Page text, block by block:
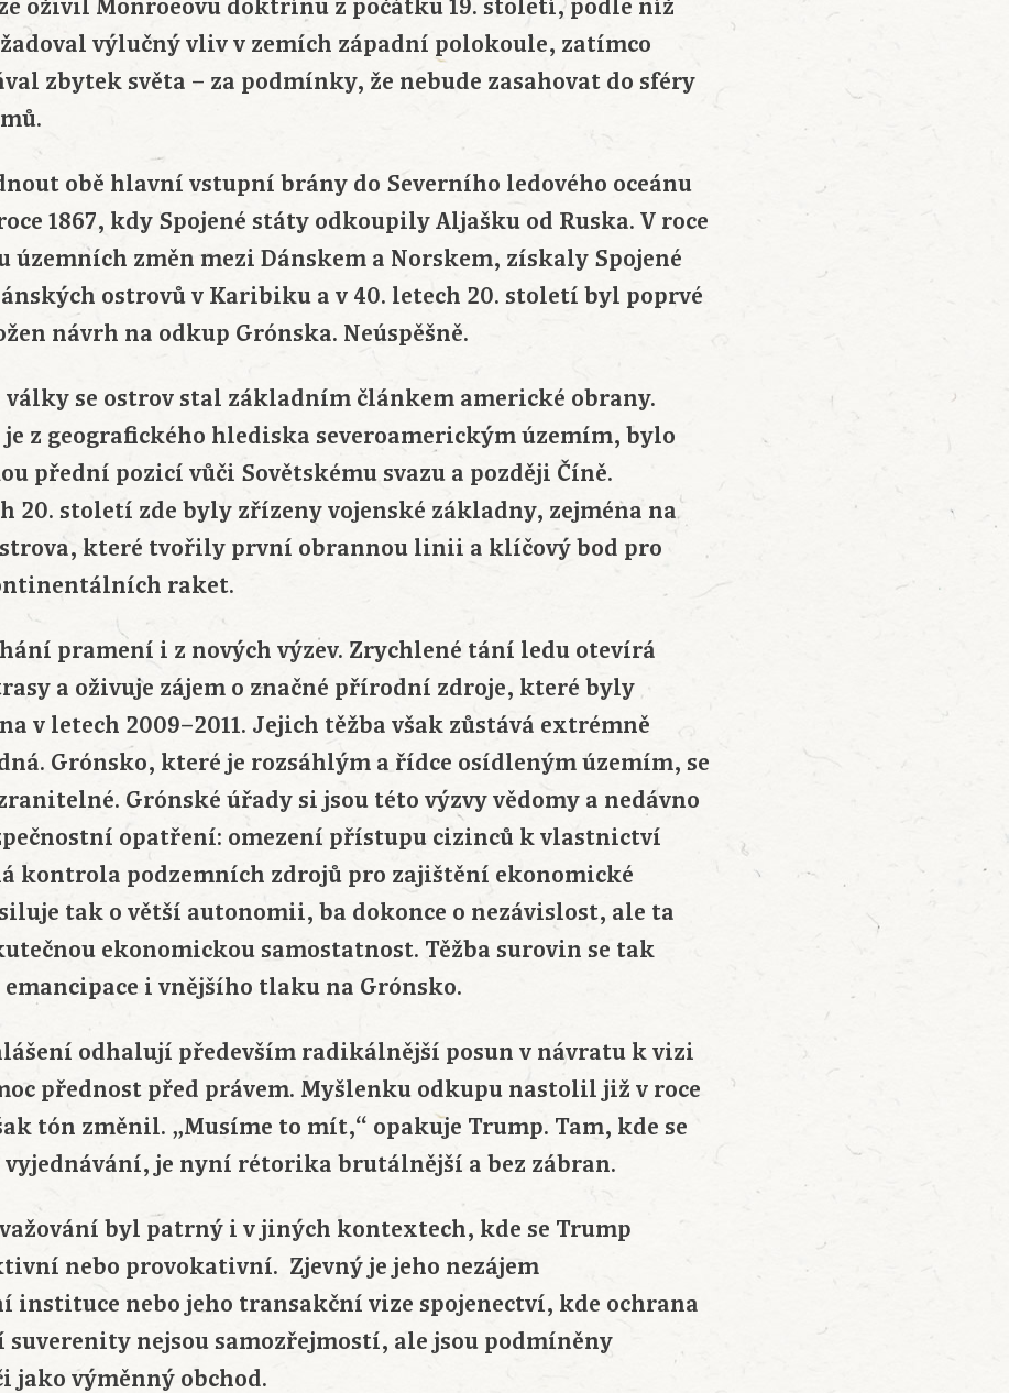
oživil Monroeovu doktrínu z počátku 19. století, podle níž
výlučný vliv v zemích západní polokoule, zatímco
zbytek světa – za podmínky, že nebude zasahovat do sféry
obě hlavní vstupní brány do Severního ledového oceánu
1867, kdy Spojené státy odkoupily Aljašku od Ruska. V roce
územních změn mezi Dánskem a Norskem, získaly Spojené
ostrovů v Karibiku a v 40. letech 20. století byl poprvé
návrh na odkup Grónska. Neúspěšně.
války se ostrov stal základním článkem americké obrany.
z geografického hlediska severoamerickým územím, bylo
přední pozicí vůči Sovětskému svazu a později Číně.
20. století zde byly zřízeny vojenské základny, zejména na
které tvořily první obrannou linii a klíčový bod pro
raket.
pramení i z nových výzev. Zrychlené tání ledu otevírá
a oživuje zájem o značné přírodní zdroje, které byly
v letech 2009–2011. Jejich těžba však zůstává extrémně
Grónsko, které je rozsáhlým a řídce osídleným územím, se
Grónské úřady si jsou této výzvy vědomy a nedávno
opatření: omezení přístupu cizinců k vlastnictví
kontrola podzemních zdrojů pro zajištění ekonomické
tak o větší autonomii, ba dokonce o nezávislost, ale ta
ekonomickou samostatnost. Těžba surovin se tak
i vnějšího tlaku na Grónsko.
odhalují především radikálnější posun v návratu k vizi
přednost před právem. Myšlenku odkupu nastolil již v roce
tón změnil. „Musíme to mít,“ opakuje Trump. Tam, kde se
je nyní rétorika brutálnější a bez zábran.
byl patrný i v jiných kontextech, kde se Trump
nebo provokativní. Zjevný je jeho nezájem
nebo jeho transakční vize spojenectví, kde ochrana
nejsou samozřejmostí, ale jsou podmíněny
jako výměnný obchod.